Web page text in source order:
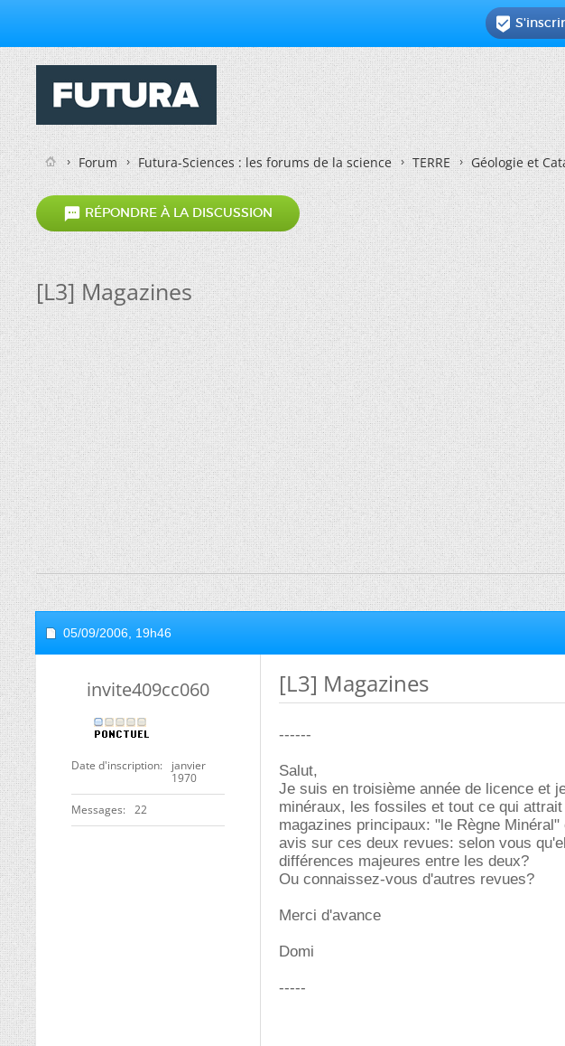

Forum Futura-Sciences : les forums de la science TERRE Géologie et
 RÉPONDRE À LA DISCUSSION
[L3] Magazines
05/09/2006, 19h46
invite409cc060
Date d'inscription
janvier
1970
Messages 22
[L3] Magazines
------
Salut,
Je suis en troisième année de licence et
minéraux, les fossiles et tout ce qui
magazines principaux: "le Règne
avis sur ces deux revues: selon vous
différences majeures entre les deux?
Ou connaissez-vous d'autres revues?
Merci d'avance
Domi
-----